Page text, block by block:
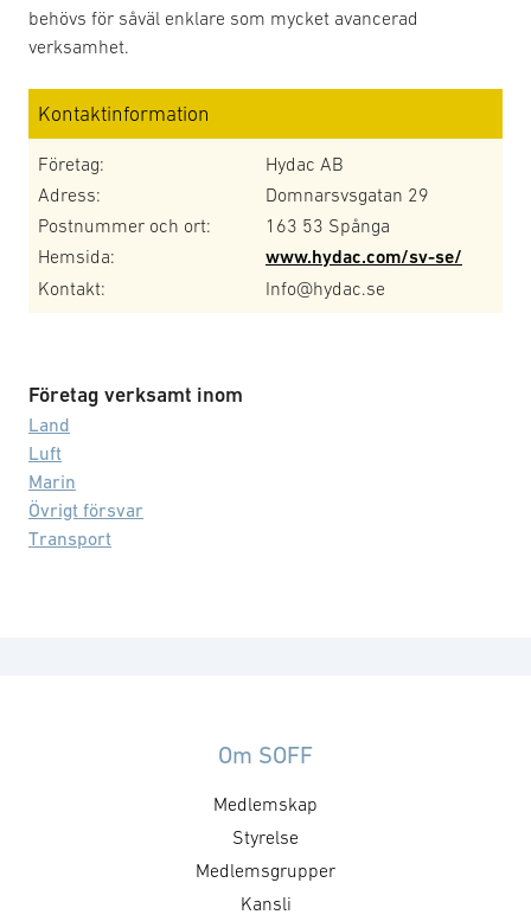
behövs för såväl enklare som mycket avancerad
verksamhet.
Kontaktinformation
Företag:
Hydac AB
Adress:
Domnarsvsgatan 29
Postnummer och ort:
163 53 Spånga
Hemsida:
www.hydac.com/sv-se/
Kontakt: Info@hydac.se
Företag verksamt inom
Land
Luft
Marin
Övrigt försvar
Transport
Om SOFF
Medlemskap
Styrelse
Medlemsgrupper
Kansli